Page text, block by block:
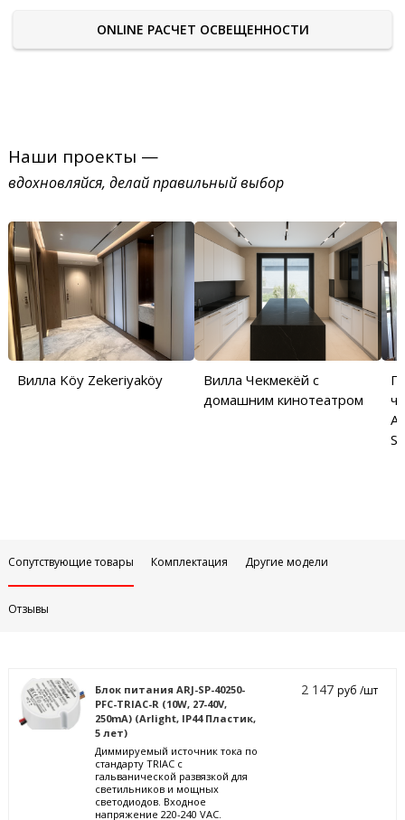
ONLINE РАСЧЕТ ОСВЕЩЕННОСТИ
Наши проекты —
вдохновляйся, делай правильный выбор
Вилла Köy Zekeriyaköy
Вилла Чекмекёй с
домашним кинотеатром
Сопутствующие товары Комплектация Другие модели
Отзывы
Блок питания ARJ-SP-40250-
PFC-TRIAC-R (10W, 27-40V,
250mA) (Arlight, IP44 Пластик,
5 лет)
Диммируемый источник тока по
стандарту TRIAC с
гальванической развязкой для
светильников и мощных
светодиодов. Входное
напряжение 220-240 VAC.
2 147руб /шт